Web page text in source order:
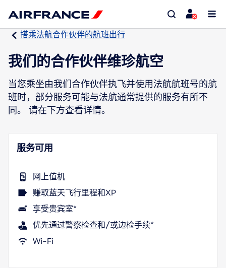
搭乘法航合作伙伴的航班出行
我们的合作伙伴维珍航空
当您乘坐由我们合作伙伴执飞并使用法航航班号的航
班时，部分服务可能与法航通常提供的服务有所不
同。 请在下方查看详情。
服务可用
网上值机
赚取蓝天飞行里程和XP
享受贵宾室*
优先通过警察检查和/或边检手续*
Wi-Fi